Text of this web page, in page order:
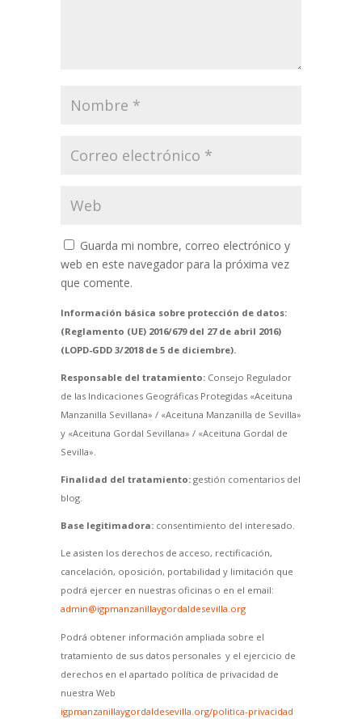
Guarda mi nombre, correo electrónico y
web en este navegador para la próxima vez
que comente.
Información básica sobre protección de datos:
(Reglamento (UE) 2016/679 del 27 de abril 2016)
(LOPD-GDD 3/2018 de 5 de diciembre).
Responsable del tratamiento:Consejo Regulador
de las Indicaciones Geográficas Protegidas «Aceituna
Manzanilla Sevillana» / «Aceituna Manzanilla de Sevilla»
y «Aceituna Gordal Sevillana» / «Aceituna Gordal de
Sevilla».
Finalidad del tratamiento:gestión comentarios del
blog.
Base legitimadora:consentimiento del interesado.
Le asisten los derechos de acceso, rectificación,
cancelación, oposición, portabilidad y limitación que
podrá ejercer en nuestras oficinas o en el email:
admin@igpmanzanillaygordaldesevilla.org
Podrá obtener información ampliada sobre el
tratamiento de sus datos personales y el ejercicio de
derechos en el apartado política de privacidad de
nuestra Web
igpmanzanillaygordaldesevilla.org/politica-privacidad